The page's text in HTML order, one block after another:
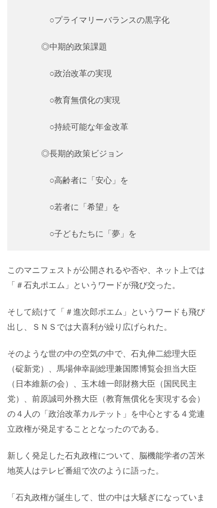
○プライマリーバランスの黒字化
◎中期的政策課題
○政治改革の実現
○教育無償化の実現
○持続可能な年金改革
◎長期的政策ビジョン
○高齢者に「安心」を
○若者に「希望」を
○子どもたちに「夢」を
このマニフェストが公開されるや否や、ネット上では
「＃石丸ポエム」というワードが飛び交った。
そして続けて「＃進次郎ポエム」というワードも飛び
出し、ＳＮＳでは大喜利が繰り広げられた。
そのような世の中の空気の中で、石丸伸二総理大臣
（碇新党）、馬場伸幸副総理兼国際博覧会担当大臣
（日本維新の会）、玉木雄一郎財務大臣（国民民主
党）、前原誠司外務大臣（教育無償化を実現する会）
の４人の「政治改革カルテット」を中心とする４党連
立政権が発足することとなったのである。
新しく発足した石丸政権について、脳機能学者の苫米
地英人はテレビ番組で次のように語った。
「石丸政権が誕生して、世の中は大騒ぎになっていま